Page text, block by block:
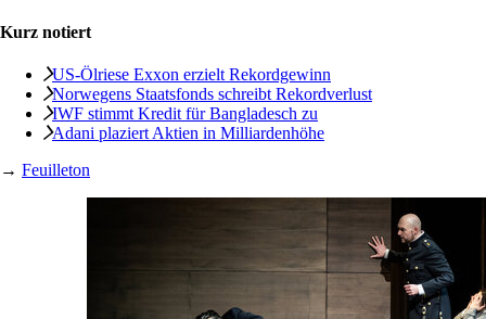
Kurz notiert
US-Ölriese Exxon erzielt Rekordgewinn
Norwegens Staatsfonds schreibt Rekordverlust
IWF stimmt Kredit für Bangladesch zu
Adani plaziert Aktien in Milliardenhöhe
→ Feuilleton